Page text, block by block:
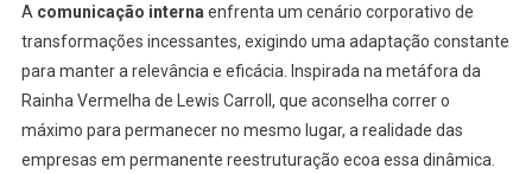
Interna:
Desafios
Na
Da
Mudança
A comunicação interna enfrenta um cenário corporativo de
transformações incessantes, exigindo uma adaptação constante
para manter a relevância e eficácia. Inspirada na metáfora da
Rainha Vermelha de Lewis Carroll, que aconselha correr o
máximo para permanecer no mesmo lugar, a realidade das
empresas em permanente reestruturação ecoa essa dinâmica.